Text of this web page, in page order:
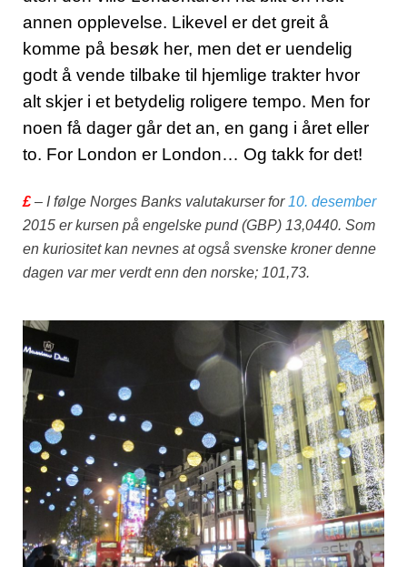
annen opplevelse. Likevel er det greit å
komme på besøk her, men det er uendelig
godt å vende tilbake til hjemlige trakter hvor
alt skjer i et betydelig roligere tempo. Men for
noen få dager går det an, en gang i året eller
to. For London er London… Og takk for det!
£ – I følge Norges Banks valutakurser for 10. desember
2015 er kursen på engelske pund (GBP) 13,0440. Som
en kuriositet kan nevnes at også svenske kroner denne
dagen var mer verdt enn den norske; 101,73.